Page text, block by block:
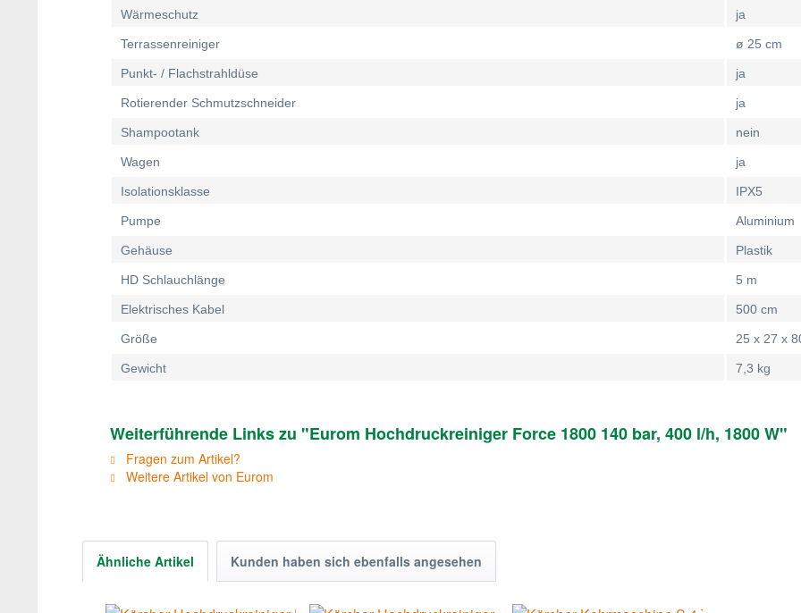
Wärmeschutz ja
Terrassenreiniger ø 25 cm
Punkt- / Flachstrahldüse ja
Rotierender Schmutzschneider ja
Shampootank nein
Wagen ja
Isolationsklasse IPX5
Pumpe Aluminium
Gehäuse Plastik
HD Schlauchlänge 5 m
Elektrisches Kabel 500 cm
Größe 25 x 27 x
Gewicht 7,3 kg
Weiterführende Links zu "Eurom Hochdruckreiniger Force 1800 140 bar, 400 l/h, 1800 W"
Fragen zum Artikel?
Weitere Artikel von Eurom
Ähnliche Artikel Kunden haben sich ebenfalls angesehen